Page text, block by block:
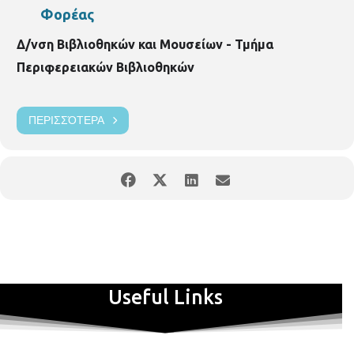
Φορέας
Δ/νση Βιβλιοθηκών και Μουσείων - Τμήμα
Περιφερειακών Βιβλιοθηκών
ΠΕΡΙΣΣΌΤΕΡΑ
Useful Links